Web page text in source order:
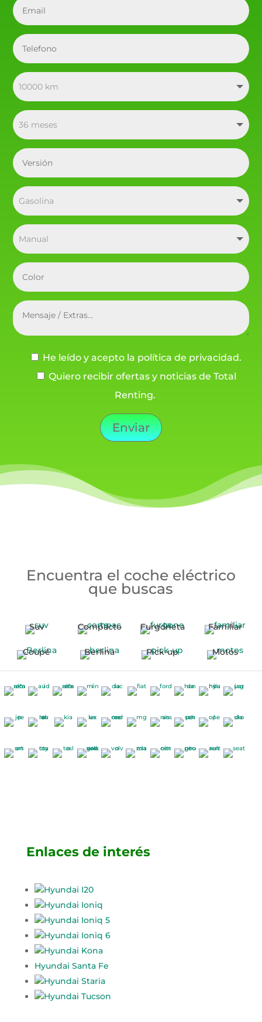
He leído y acepto la política de privacidad.
Quiero recibir ofertas y noticias de Total
Renting.
Enviar
Encuentra el coche eléctrico
que buscas
Suv Compacto Furgoneta Familiar
Coupé Berlina Pick-up Motos
Enlaces de interés
Hyundai I20
Hyundai Ioniq
Hyundai Ioniq 5
Hyundai Ioniq 6
Hyundai Kona
Hyundai Santa Fe
Hyundai Staria
Hyundai Tucson